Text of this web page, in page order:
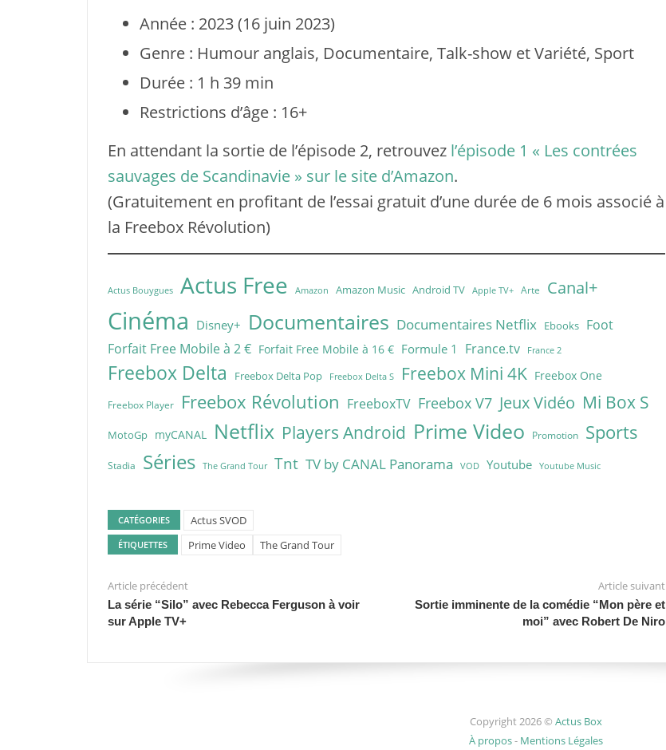
Année : 2023 (16 juin 2023)
Genre : Humour anglais, Documentaire, Talk-show et Variété, Sport
Durée : 1 h 39 min
Restrictions d’âge : 16+
En attendant la sortie de l’épisode 2, retrouvez l’épisode 1 « Les contrées
sauvages de Scandinavie » sur le site d’Amazon.
(Gratuitement en profitant de l’essai gratuit d’une durée de 6 mois associé à
la Freebox Révolution)
Actus Bouygues Actus Free Amazon Amazon Music Android TV Apple TV+ Arte Canal+
Cinéma Disney+ Documentaires Documentaires Netflix Ebooks Foot
Forfait Free Mobile à 2 € Forfait Free Mobile à 16 € Formule 1 France.tv France 2
Freebox Delta Freebox Delta Pop Freebox Delta S Freebox Mini 4K Freebox One
Freebox Player Freebox Révolution FreeboxTV Freebox V7 Jeux Vidéo Mi Box S
MotoGp myCANAL Netflix Players Android Prime Video Promotion Sports
Stadia Séries The Grand Tour Tnt TV by CANAL Panorama VOD Youtube Youtube Music
CATÉGORIES Actus SVOD
ÉTIQUETTES Prime Video The Grand Tour
Article précédent
La série “Silo” avec Rebecca Ferguson à voir
sur Apple TV+
Article suivant
Sortie imminente de la comédie “Mon père et
moi” avec Robert De Niro
Copyright 2026 © Actus Box
À propos- Mentions Légales